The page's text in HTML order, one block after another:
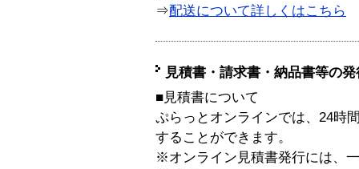
⇒配送について詳しくはこちら
見積書・請求書・納品書等の
■見積書について
ぷらっとオンラインでは、24時
することができます。
※オンライン見積書発行には、